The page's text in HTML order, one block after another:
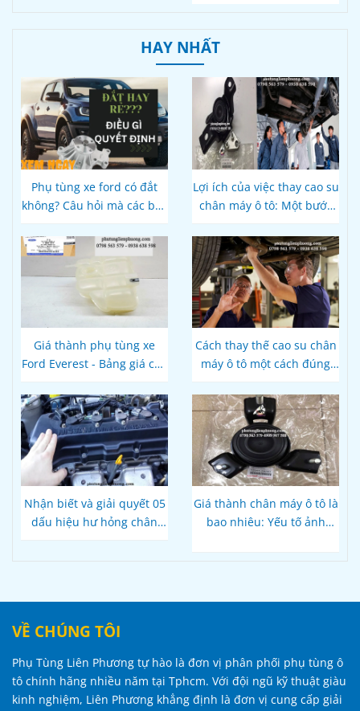
HAY NHẤT
Phụ tùng xe ford có đắt
không? Câu hỏi mà các bác
Lợi ích của việc thay cao su
chân máy ô tô: Một bước
thọ của xe
Giá thành phụ tùng xe
Ford Everest - Bảng giá cập
Cách thay thế cao su chân
máy ô tô một cách đúng
Nhận biết và giải quyết 05
dấu hiệu hư hỏng chân
Giá thành chân máy ô tô là
bao nhiêu: Yếu tố ảnh
bình
VỀ CHÚNG TÔI
Phụ Tùng Liên Phương tự hào là đơn vị phân phối phụ tùng ô
tô chính hãng nhiều năm tại Tphcm. Với đội ngũ kỹ thuật giàu
kinh nghiệm, Liên Phương khẳng định là đơn vị cung cấp giải